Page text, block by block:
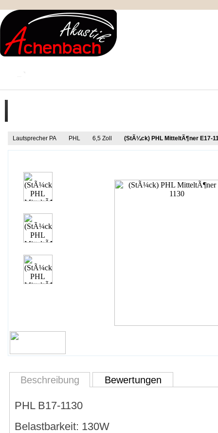
Lautsprecher PA PHL 6,5 Zoll (StÃ¼ck) PHL MitteltÃ¶ner E17-
Beschreibung Bewertungen
PHL B17-1130
Belastbarkeit: 130W